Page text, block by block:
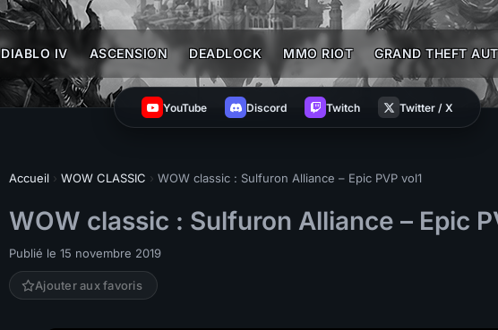
DIABLO IV ASCENSION DEADLOCK MMO RIOT GRAND THEFT
YouTube Discord Twitch Twitter / X
Accueil › WOW CLASSIC › WOW classic : Sulfuron Alliance – Epic PVP vol1
WOW classic : Sulfuron Alliance – Epic
Publié le 15 novembre 2019
Ajouter aux favoris